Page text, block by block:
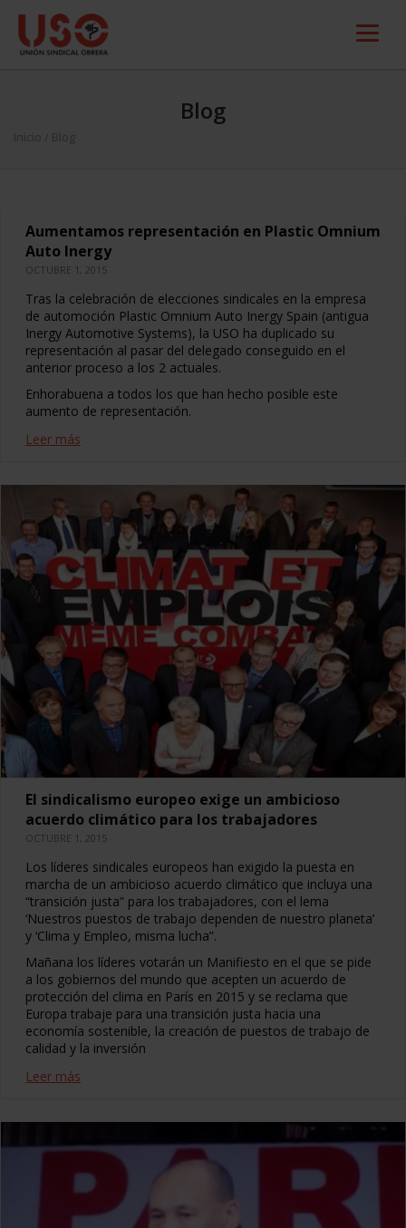
Blog
Inicio / Blog
Aumentamos representación en Plastic Omnium
Auto Inergy
OCTUBRE 1, 2015
Tras la celebración de elecciones sindicales en la empresa
de automoción Plastic Omnium Auto Inergy Spain (antigua
Inergy Automotive Systems), la USO ha duplicado su
representación al pasar del delegado conseguido en el
anterior proceso a los 2 actuales.
Enhorabuena a todos los que han hecho posible este
aumento de representación.
Leer más
El sindicalismo europeo exige un ambicioso
acuerdo climático para los trabajadores
OCTUBRE 1, 2015
Los líderes sindicales europeos han exigido la puesta en
marcha de un ambicioso acuerdo climático que incluya una
“transición justa” para los trabajadores, con el lema
‘Nuestros puestos de trabajo dependen de nuestro planeta’
y ‘Clima y Empleo, misma lucha”.
Mañana los líderes votarán un Manifiesto en el que se pide
a los gobiernos del mundo que acepten un acuerdo de
protección del clima en París en 2015 y se reclama que
Europa trabaje para una transición justa hacia una
economía sostenible, la creación de puestos de trabajo de
calidad y la inversión
Leer más